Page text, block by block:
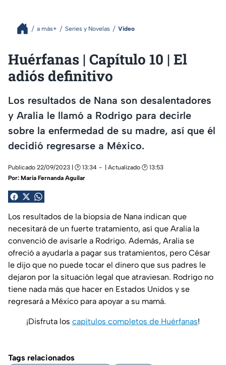
a más+ Series y Novelas Video
Huérfanas | Capítulo 10 | El
adiós definitivo
Los resultados de Nana son desalentadores
y Aralia le llamó a Rodrigo para decirle
sobre la enfermedad de su madre, así que él
decidió regresarse a México.
Publicado 22/09/2023 | 🕑 13:34
| Actualizado 🕑 13:53
Por: Maria Fernanda Aguilar
Los resultados de la biopsia de Nana indican que
necesitará de un fuerte tratamiento, así que Aralia la
convenció de avisarle a Rodrigo. Además, Aralia se
ofreció a ayudarla a pagar sus tratamientos, pero César
le dijo que no puede tocar el dinero que sus padres le
dejaron por la situación legal que atraviesan. Rodrigo no
tiene nada más que hacer en Estados Unidos y se
regresará a México para apoyar a su mamá.
¡Disfruta los capítulos completos de Huérfanas!
Tags relacionados